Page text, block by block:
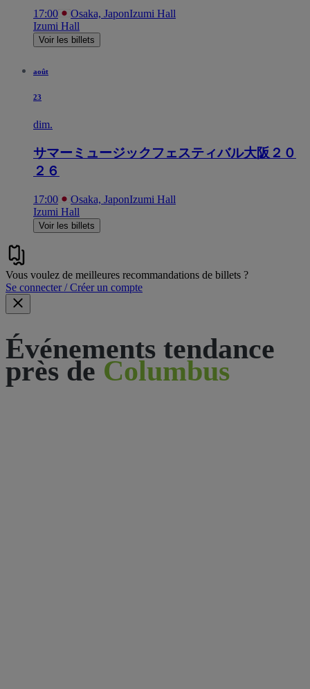
17:00 Osaka, JaponIzumi Hall
Izumi Hall
Voir les billets
août
23
dim.
サマーミュージックフェスティバル大阪２０
２６
17:00 Osaka, JaponIzumi Hall
Izumi Hall
Voir les billets
Vous voulez de meilleures recommandations de billets ?
Se connecter / Créer un compte
Événements tendance
près de Columbus